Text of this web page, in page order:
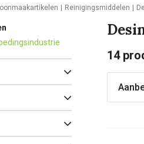
Reinigingsmiddelen
14